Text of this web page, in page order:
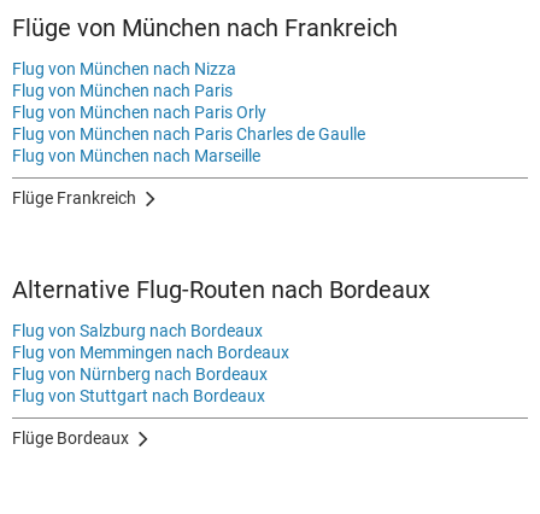
Flüge von München nach Frankreich
Flug von München nach Nizza
Flug von München nach Paris
Flug von München nach Paris Orly
Flug von München nach Paris Charles de Gaulle
Flug von München nach Marseille
Flüge Frankreich
Alternative Flug-Routen nach Bordeaux
Flug von Salzburg nach Bordeaux
Flug von Memmingen nach Bordeaux
Flug von Nürnberg nach Bordeaux
Flug von Stuttgart nach Bordeaux
Flüge Bordeaux